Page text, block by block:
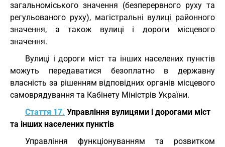
загальноміського значення (безперервного руху та
регульованого руху), магістральні вулиці районного
значення, а також вулиці і дороги місцевого
значення.
Вулиці і дороги міст та інших населених пунктів
можуть передаватися безоплатно в державну
власність за рішенням відповідних органів місцевого
самоврядування та Кабінету Міністрів України.
Стаття 17. Управління вулицями і дорогами міст
та інших населених пунктів
Управління функціонуванням та розвитком